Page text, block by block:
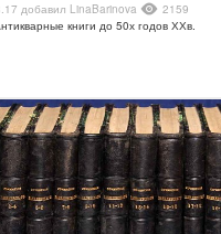
добавил LinaBarinova
2159
книги до 50х годов ХХв.